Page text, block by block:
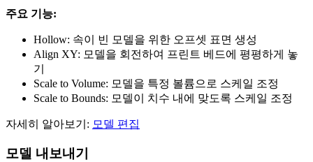
주요 기능:
Hollow: 속이 빈 모델을 위한 오프셋 표면 생성
Align XY: 모델을 회전하여 프린트 베드에 평평하게 놓
기
Scale to Volume: 모델을 특정 볼륨으로 스케일 조정
Scale to Bounds: 모델이 치수 내에 맞도록 스케일 조정
자세히 알아보기: 모델 편집
모델 내보내기